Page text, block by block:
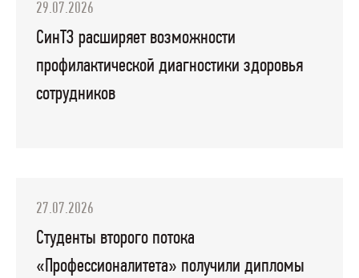
29.07.2026
СинТЗ расширяет возможности
профилактической диагностики здоровья
сотрудников
27.07.2026
Студенты второго потока
«Профессионалитета» получили дипломы